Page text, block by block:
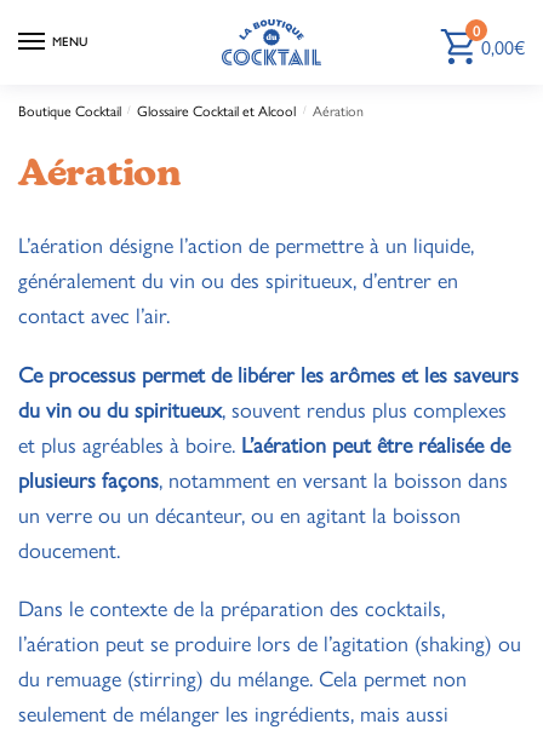
MENU 0
0,00€
Boutique Cocktail / Glossaire Cocktail et Alcool / Aération
Aération
L’aération désigne l’action de permettre à un liquide,
généralement du vin ou des spiritueux, d’entrer en
contact avec l’air.
Ce processus permet de libérer les arômes et les saveurs
du vin ou du spiritueux, souvent rendus plus complexes
et plus agréables à boire. L’aération peut être réalisée de
plusieurs façons, notamment en versant la boisson dans
un verre ou un décanteur, ou en agitant la boisson
doucement.
Dans le contexte de la préparation des cocktails,
l’aération peut se produire lors de l’agitation (shaking) ou
du remuage (stirring) du mélange. Cela permet non
seulement de mélanger les ingrédients, mais aussi